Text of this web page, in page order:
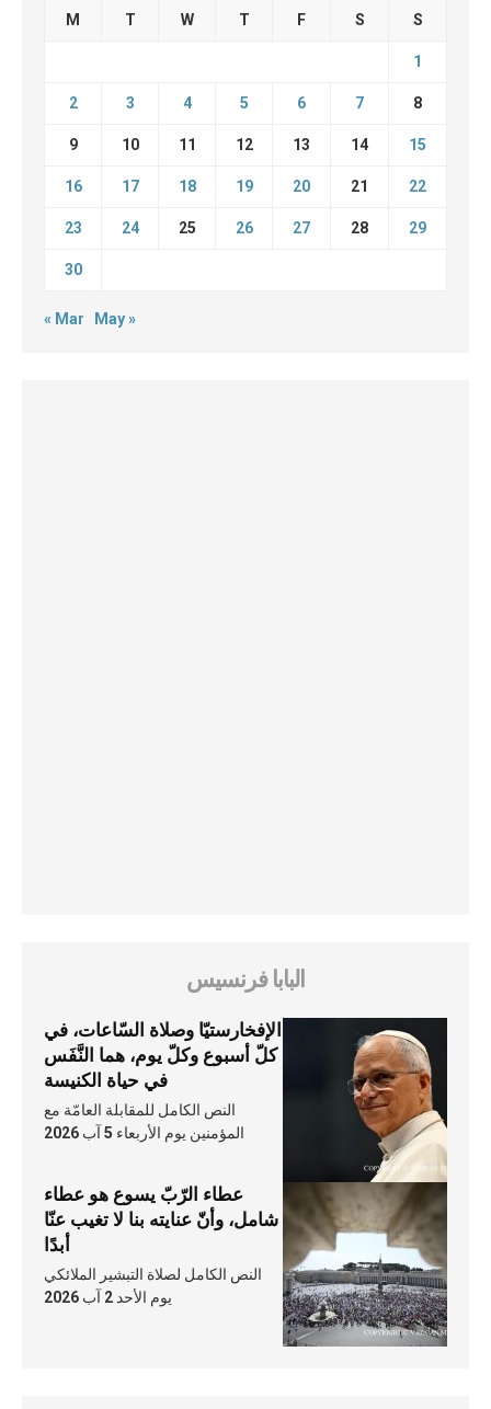
M T W T F S S
1
2 3 4 5 6 7 8
9 10 11 12 13 14 15
16 17 18 19 20 21 22
23 24 25 26 27 28 29
30
« Mar May »
البابا فرنسيس
الإفخارستيّا وصلاة السّاعات، في
كلّ أسبوع وكلّ يوم، هما النَّفَس
في حياة الكنيسة
النص الكامل للمقابلة العامّة مع
المؤمنين يوم الأربعاء 5 آب 2026
عطاء الرّبّ يسوع هو عطاء
شامل، وأنّ عنايته بنا لا تغيب عنّا
أبدًا
النص الكامل لصلاة التبشير الملائكي
يوم الأحد 2 آب 2026